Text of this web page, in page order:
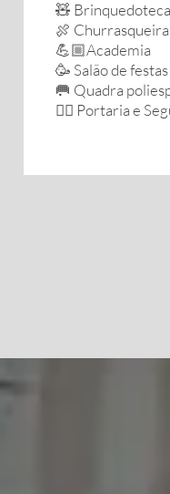
🧸 Brinquedoteca
🍖
💪🏼Academia
🥳 Salão de
🥅 Quadra
👮‍♀️ Portaria e